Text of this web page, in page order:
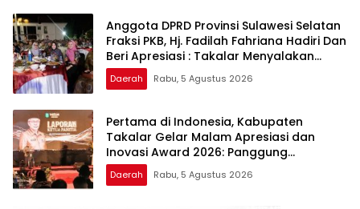
Anggota DPRD Provinsi Sulawesi Selatan
Fraksi PKB, Hj. Fadilah Fahriana Hadiri Dan
Beri Apresiasi : Takalar Menyalakan
Lentera Pengabdian Melalui Malam
Apresiasi dan Inovasi Award 2026
Daerah Rabu, 5 Agustus 2026
Pertama di Indonesia, Kabupaten
Takalar Gelar Malam Apresiasi dan
Inovasi Award 2026: Panggung
Penghargaan bagi Pelayan Publik
Berprestasi
Daerah Rabu, 5 Agustus 2026